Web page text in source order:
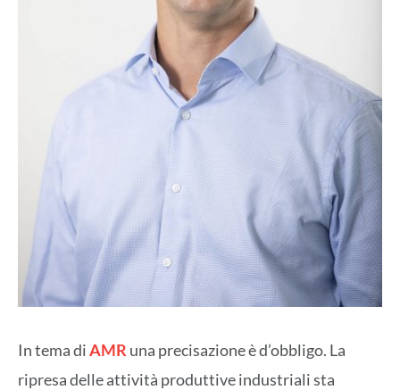
In tema diAMR una precisazione è d’obbligo. La
ripresa delle attività produttive industriali sta